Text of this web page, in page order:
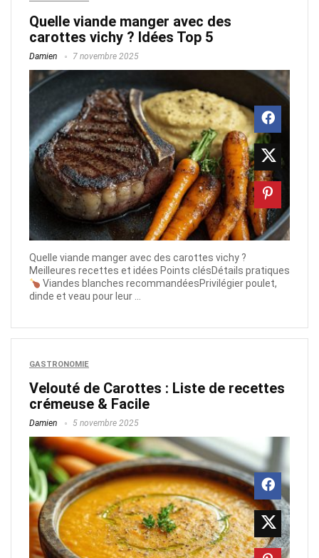
Quelle viande manger avec des
carottes vichy ? Idées Top 5
Damien 7 novembre 2025
Quelle viande manger avec des carottes vichy ?
Meilleures recettes et idées Points clésDétails pratiques
Viandes blanches recommandéesPrivilégier poulet,
dinde et veau pour leur ...
GASTRONOMIE
Velouté de Carottes : Liste de recettes
crémeuse & Facile
Damien 5 novembre 2025